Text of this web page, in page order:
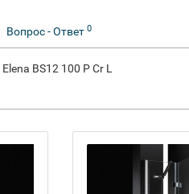
Вопрос - Ответ 0
BS12 100 P Cr L